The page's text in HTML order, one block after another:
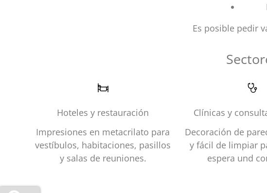
Es posible pedir
Hoteles y restauración
Impresiones en metacrilato para
vestíbulos, habitaciones, pasillos
y salas de reuniones.
Clínicas y
Decoración de
y fácil de limpiar
espera und